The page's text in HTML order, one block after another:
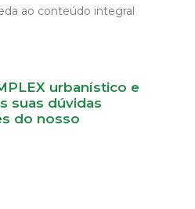
ao conteúdo integral
urbanístico e
suas dúvidas
do nosso